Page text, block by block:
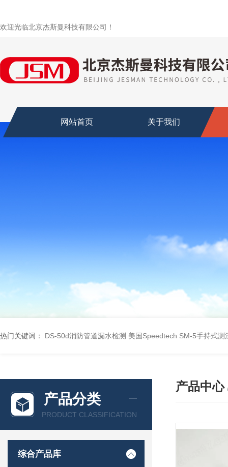
欢迎光临北京杰斯曼科技有限公司！
网站首页 关于我们
热门关键词： DS-50d消防管道漏水检测 美国Speedtech SM-5手持式测
产品分类
PRODUCT CLASSIFICATION
综合产品库
产品中心